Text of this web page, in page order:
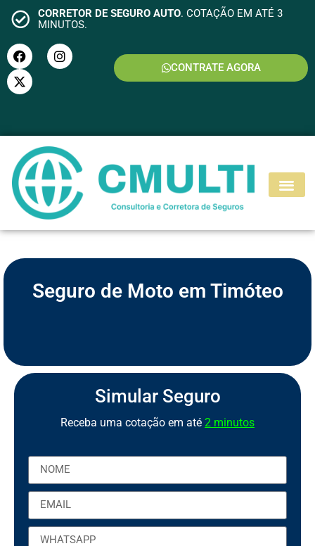
CORRETOR DE SEGURO AUTO. COTAÇÃO EM ATÉ 3
MINUTOS.
CONTRATE AGORA
SEGURO MOTO
Seguro de Moto em Timóteo
Simular Seguro
Receba uma cotação em até 2 minutos